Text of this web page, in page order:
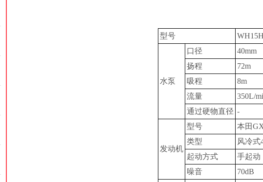
型号
水泵
口径
40mm
扬程
72m
吸程
8m
流量
350L/
通过硬物直径 -
发动机
型号
本田
类型
风冷式
起动方式
手起动
噪音
70dB